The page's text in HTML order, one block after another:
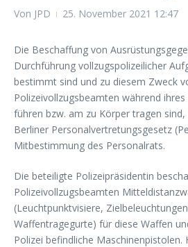
Von JPD 25. November 2021 12:47
Die Beschaffung von
Durchführung vollzugspolizeilicher
bestimmt sind und zu diesem Zweck
Polizeivollzugsbeamten während
führen bzw. am zu Körper tragen
Berliner Personalvertretungsgesetz
Mitbestimmung des Personalrats.
Die beteiligte Polizeipräsidentin
Polizeivollzugsbeamten
(Leuchtpunktvisiere,
Waffentragegurte) für diese Waffen
Polizei befindliche Maschinenpistolen.